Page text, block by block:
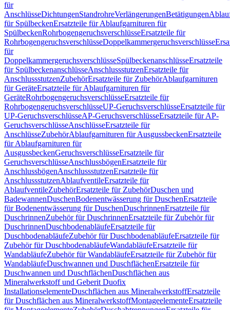
für
AnschlüsseDichtungenStandrohreVerlängerungenBetätigungen
für SpülbeckenErsatzteile für Ablaufgarnituren für
SpülbeckenRohrbogengeruchsverschlüsseErsatzteile für
RohrbogengeruchsverschlüsseDoppelkammergeruchsverschlüsse
für
DoppelkammergeruchsverschlüsseSpülbeckenanschlüsseErsatzteile
für SpülbeckenanschlüsseAnschlussstutzenErsatzteile für
AnschlussstutzenZubehörErsatzteile für ZubehörAblaufgarnituren
für GeräteErsatzteile für Ablaufgarnituren für
GeräteRohrbogengeruchsverschlüsseErsatzteile für
RohrbogengeruchsverschlüsseUP-GeruchsverschlüsseErsatzteile für
UP-GeruchsverschlüsseAP-GeruchsverschlüsseErsatzteile für AP-
GeruchsverschlüsseAnschlüsseErsatzteile für
AnschlüsseZubehörAblaufgarnituren für AusgussbeckenErsatzteile
für Ablaufgarnituren für
AusgussbeckenGeruchsverschlüsseErsatzteile für
GeruchsverschlüsseAnschlussbögenErsatzteile für
AnschlussbögenAnschlussstutzenErsatzteile für
AnschlussstutzenAblaufventileErsatzteile für
AblaufventileZubehörErsatzteile für ZubehörDuschen und
BadewannenDuschenBodenentwässerung für DuschenErsatzteile
für Bodenentwässerung für DuschenDuschrinnenErsatzteile für
DuschrinnenZubehör für DuschrinnenErsatzteile für Zubehör für
DuschrinnenDuschbodenabläufeErsatzteile für
DuschbodenabläufeZubehör für DuschbodenabläufeErsatzteile für
Zubehör für DuschbodenabläufeWandabläufeErsatzteile für
WandabläufeZubehör für WandabläufeErsatzteile für Zubehör für
WandabläufeDuschwannen und DuschflächenErsatzteile für
Duschwannen und DuschflächenDuschflächen aus
Mineralwerkstoff und Geberit Duofix
InstallationselementeDuschflächen aus MineralwerkstoffErsatzteile
für Duschflächen aus MineralwerkstoffMontageelementeErsatzteile